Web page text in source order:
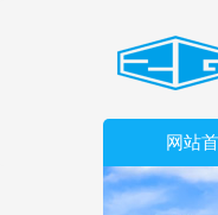
网站